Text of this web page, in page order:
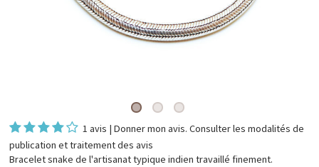
1 avis |Donner mon avis. Consulter lesmodalités de
publication et traitement des avis
Bracelet snake de l'artisanat typique indien travaillé finement.